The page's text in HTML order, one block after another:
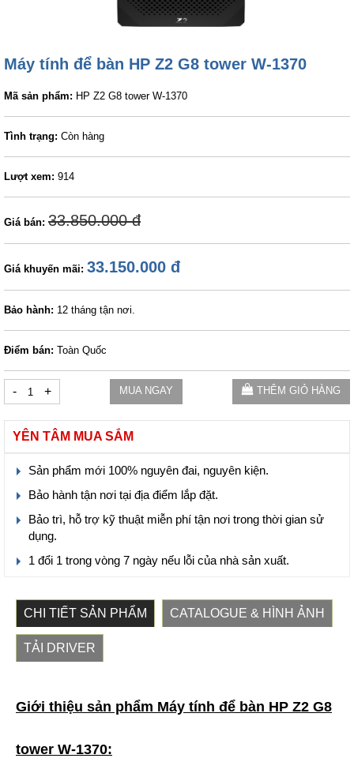
Máy tính để bàn HP Z2 G8 tower W-1370
Mã sản phẩm: HP Z2 G8 tower W-1370
Tình trạng: Còn hàng
Lượt xem: 914
Giá bán: 33.850.000 đ
Giá khuyến mãi: 33.150.000 đ
Bảo hành: 12 tháng tận nơi.
Điểm bán: Toàn Quốc
- + MUA NGAY THÊM GIỎ HÀNG
YÊN TÂM MUA SẮM
Sản phẩm mới 100% nguyên đai, nguyên kiện.
Bảo hành tận nơi tại địa điểm lắp đặt.
Bảo trì, hỗ trợ kỹ thuật miễn phí tận nơi trong thời gian sử
dụng.
1 đổi 1 trong vòng 7 ngày nếu lỗi của nhà sản xuất.
CHI TIẾT SẢN PHẨM CATALOGUE & HÌNH ẢNH
TẢI DRIVER
Giới thiệu sản phẩm Máy tính để bàn HP Z2 G8
tower W-1370: